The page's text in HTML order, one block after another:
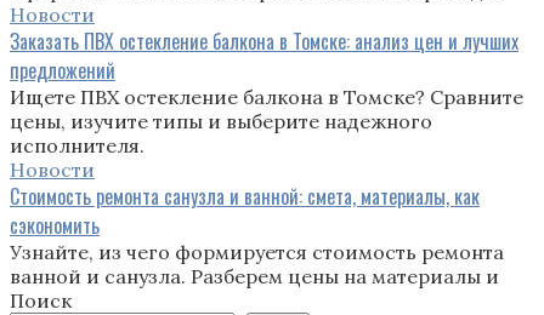
Новости
Заказать ПВХ остекление балкона в Томске: анализ цен и лучших
предложений
Ищете ПВХ остекление балкона в Томске? Сравните
цены, изучите типы и выберите надежного
исполнителя.
Новости
Стоимость ремонта санузла и ванной: смета, материалы, как
сэкономить
Узнайте, из чего формируется стоимость ремонта
ванной и санузла. Разберем цены на материалы и
Поиск